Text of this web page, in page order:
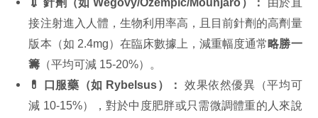
接注射進入人體，生物利用率高，且目前針劑的高劑量
版本（如 2.4mg）在臨床數據上，減重幅度通常略勝一
籌 （平均可減 15-20%）。
💊 口服藥（如 Rybelsus）：
效果依然優異（平均可
減 10-15%），對於中度肥胖或只需微調體重的人來說